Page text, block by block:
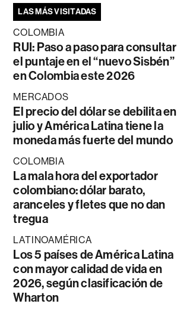
LAS MÁS VISITADAS
COLOMBIA
RUI: Paso a paso para consultar
el puntaje en el “nuevo Sisbén”
en Colombia este 2026
MERCADOS
El precio del dólar se debilita en
julio y América Latina tiene la
moneda más fuerte del mundo
COLOMBIA
La mala hora del exportador
colombiano: dólar barato,
aranceles y fletes que no dan
tregua
LATINOAMÉRICA
Los 5 países de América Latina
con mayor calidad de vida en
2026, según clasificación de
Wharton